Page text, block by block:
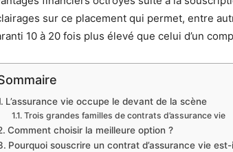
sur ce placement qui permet, entre
10 à 20 fois plus élevé que celui d’un
L’assurance vie occupe le devant de la scène
Trois grandes familles de contrats d’assurance vie
Comment choisir la meilleure option ?
Pourquoi souscrire un contrat d’assurance vie